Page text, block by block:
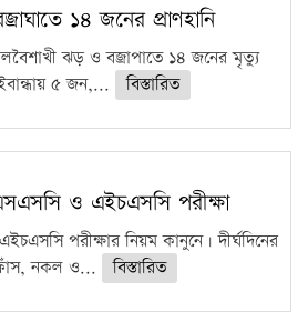
১৪ জনের প্রাণহানি
ঝড় ও বজ্রাপাতে ১৪ জনের মৃত্যু
৫ জন,...
বিস্তারিত
ও এইচএসসি পরীক্ষা
পরীক্ষার নিয়ম কানুনে। দীর্ঘদিনের
ফাঁস, নকল ও...
বিস্তারিত